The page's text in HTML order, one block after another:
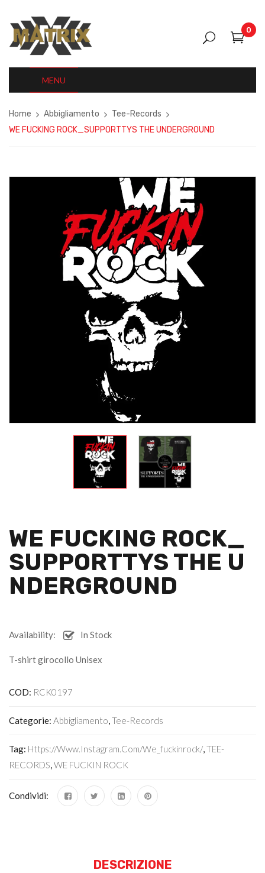
0
MENU
Home Abbigliamento
Tee-Records
WE FUCKING ROCK_SUPPORTTYS THE UNDERGROUND
WE FUCKING ROCK_
SUPPORTTYS THE U
NDERGROUND
Availability: In Stock
T-shirt girocollo Unisex
COD: RCK0197
Categorie: Abbigliamento,Tee-Records
Tag: Https://www.instagram.com/we_fuckinrock/,TEE-
RECORDS,WE FUCKIN ROCK
Condividi:
DESCRIZIONE